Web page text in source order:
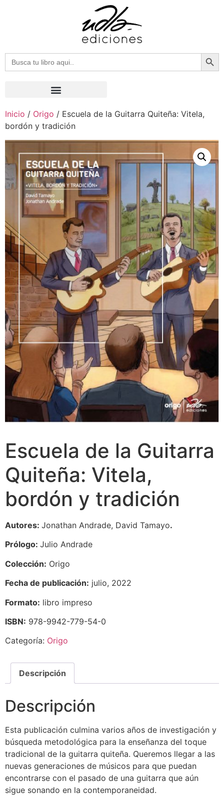
Buscar:
Inicio / Origo / Escuela de la Guitarra Quiteña: Vitela,
bordón y tradición
Escuela de la Guitarra
Quiteña: Vitela,
bordón y tradición
Autores: Jonathan Andrade, David Tamayo.
Prólogo: Julio Andrade
Colección: Origo
Fecha de publicación: julio, 2022
Formato: libro impreso
ISBN: 978-9942-779-54-0
Categoría: Origo
Descripción
Descripción
Esta publicación culmina varios años de investigación y
búsqueda metodológica para la enseñanza del toque
tradicional de la guitarra quiteña. Queremos llegar a las
nuevas generaciones de músicos para que puedan
encontrarse con el pasado de una guitarra que aún
sigue sonando en la contemporaneidad.